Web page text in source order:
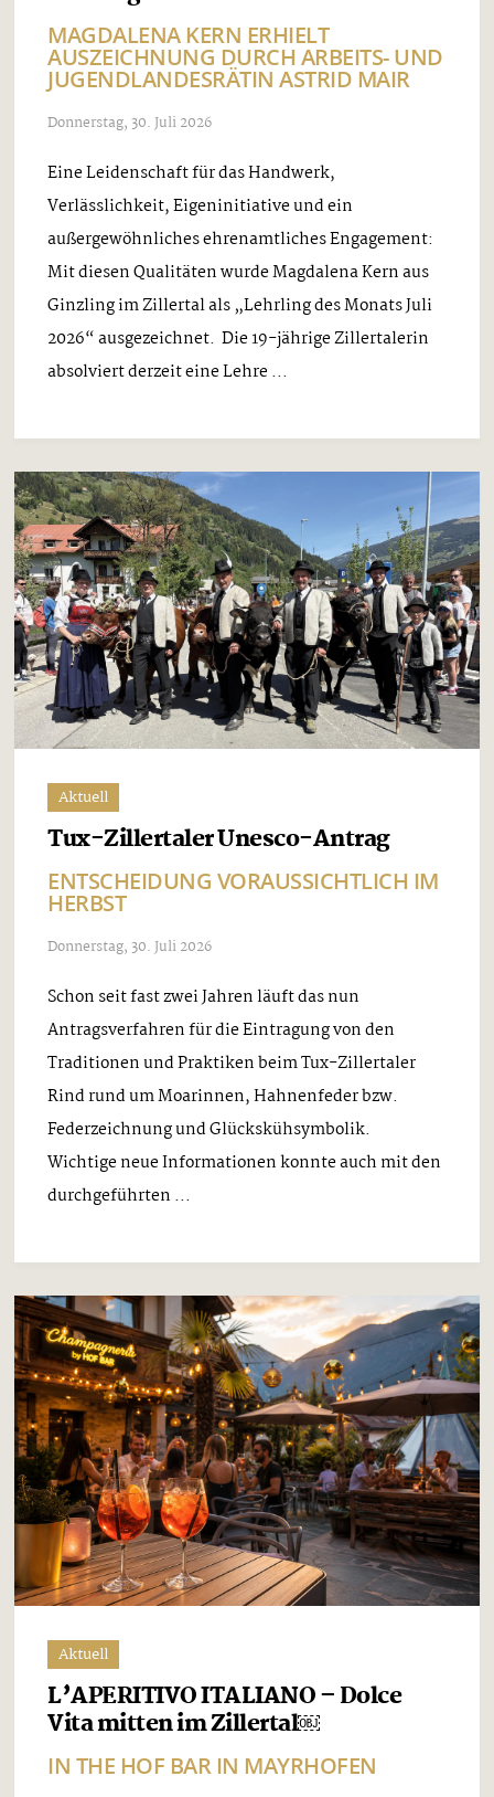
MAGDALENA KERN ERHIELT
AUSZEICHNUNG DURCH ARBEITS- UND
JUGENDLANDESRÄTIN ASTRID MAIR
Donnerstag, 30. Juli 2026
Eine Leidenschaft für das Handwerk,
Verlässlichkeit, Eigeninitiative und ein
außergewöhnliches ehrenamtliches Engagement:
Mit diesen Qualitäten wurde Magdalena Kern aus
Ginzling im Zillertal als „Lehrling des Monats Juli
2026“ ausgezeichnet. Die 19-jährige Zillertalerin
absolviert derzeit eine Lehre ...
Aktuell
Tux-Zillertaler Unesco-Antrag
ENTSCHEIDUNG VORAUSSICHTLICH IM
HERBST
Donnerstag, 30. Juli 2026
Schon seit fast zwei Jahren läuft das nun
Antragsverfahren für die Eintragung von den
Traditionen und Praktiken beim Tux-Zillertaler
Rind rund um Moarinnen, Hahnenfeder bzw.
Federzeichnung und Glückskühsymbolik.
Wichtige neue Informationen konnte auch mit den
durchgeführten ...
Aktuell
L’APERITIVO ITALIANO – Dolce
Vita mitten im Zillertal￼
IN THE HOF BAR IN MAYRHOFEN